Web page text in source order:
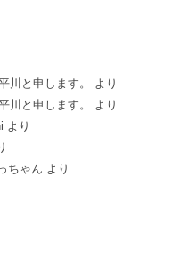
川と申します。
より
川と申します。
より
より
ちゃん より